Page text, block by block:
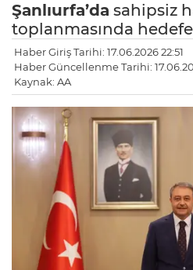
Şanlıurfa’da sahipsiz
toplanmasında hedefe
Haber Giriş Tarihi: 17.06.2026 22:51
Haber Güncellenme Tarihi:
Kaynak: AA